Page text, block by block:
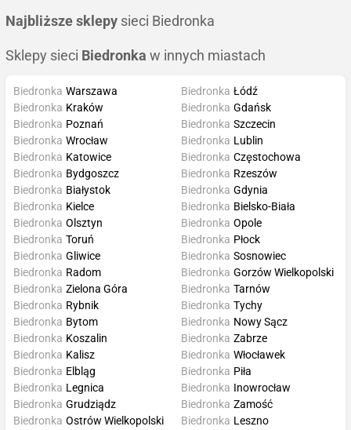
Najbliższe sklepy sieci Biedronka
Sklepy sieci Biedronka w innych miastach
Biedronka Warszawa
Biedronka Kraków
Biedronka Poznań
Biedronka Wrocław
Biedronka Łódź
Biedronka Gdańsk
Biedronka Szczecin
Biedronka Lublin
Biedronka Katowice
Biedronka Bydgoszcz
Biedronka Białystok
Biedronka Kielce
Biedronka Częstochowa
Biedronka Rzeszów
Biedronka Gdynia
Biedronka Bielsko-Biała
Biedronka Olsztyn
Biedronka Toruń
Biedronka Gliwice
Biedronka Radom
Biedronka Opole
Biedronka Płock
Biedronka Sosnowiec
Biedronka Gorzów Wielkopolski
Biedronka Zielona Góra
Biedronka Rybnik
Biedronka Bytom
Biedronka Koszalin
Biedronka Tarnów
Biedronka Tychy
Biedronka Nowy Sącz
Biedronka Zabrze
Biedronka Kalisz
Biedronka Elbląg
Biedronka Legnica
Biedronka Grudziądz
Biedronka Włocławek
Biedronka Piła
Biedronka Inowrocław
Biedronka Zamość
Biedronka Ostrów Wielkopolski
Biedronka Leszno